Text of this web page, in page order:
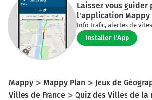
Laissez vous guider
l'application Mappy
Info trafic, alertes de
Installer l'App
Mappy Mappy Plan Jeux de
Villes de France
Quiz des Villes de la